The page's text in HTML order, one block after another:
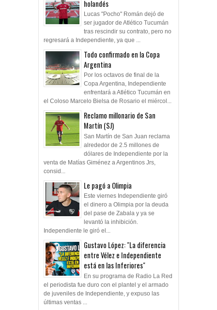
holandés
Lucas "Pocho" Román dejó de
ser jugador de Atlético Tucumán
tras rescindir su contrato, pero no
regresará a Independiente, ya que ...
Todo confirmado en la Copa
Argentina
Por los octavos de final de la
Copa Argentina, Independiente
enfrentará a Atlético Tucumán en
el Coloso Marcelo Bielsa de Rosario el miércol...
Reclamo millonario de San
Martín (SJ)
San Martín de San Juan reclama
alrededor de 2.5 millones de
dólares de Independiente por la
venta de Matías Giménez a Argentinos Jrs,
consid...
Le pagó a Olimpia
Este viernes Independiente giró
el dinero a Olimpia por la deuda
del pase de Zabala y ya se
levantó la inhibición.
Independiente le giró el...
Gustavo López: "La diferencia
entre Vélez e Independiente
está en las Inferiores"
En su programa de Radio La Red
el periodista fue duro con el plantel y el armado
de juveniles de Independiente, y expuso las
últimas ventas ...